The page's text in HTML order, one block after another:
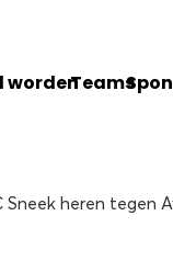
wordenTeams
heren tegen